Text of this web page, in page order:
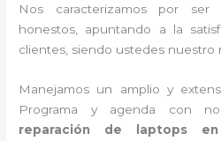
Nos caracterizamos por ser
honestos, apuntando a la
clientes, siendo ustedes
Manejamos un amplio y
Programa y agenda con
reparación de laptops